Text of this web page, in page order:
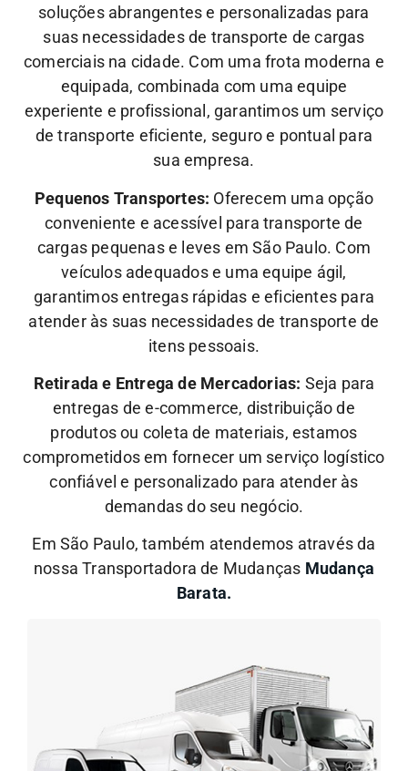
soluções abrangentes e personalizadas para
suas necessidades de transporte de cargas
comerciais na cidade. Com uma frota moderna e
equipada, combinada com uma equipe
experiente e profissional, garantimos um serviço
de transporte eficiente, seguro e pontual para
sua empresa.
Pequenos Transportes: Oferecem uma opção
conveniente e acessível para transporte de
cargas pequenas e leves em São Paulo. Com
veículos adequados e uma equipe ágil,
garantimos entregas rápidas e eficientes para
atender às suas necessidades de transporte de
itens pessoais.
Retirada e Entrega de Mercadorias: Seja para
entregas de e-commerce, distribuição de
produtos ou coleta de materiais, estamos
comprometidos em fornecer um serviço logístico
confiável e personalizado para atender às
demandas do seu negócio.
Em São Paulo, também atendemos através da
nossa Transportadora de Mudanças Mudança
Barata.